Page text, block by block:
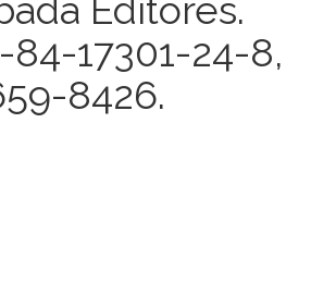
Editores.
84-17301-24-8,
8426.